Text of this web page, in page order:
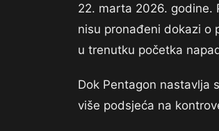
22. marta 2026. godine.
nisu pronađeni dokazi o
u trenutku početka
Dok Pentagon nastavlja
više podsjeća na